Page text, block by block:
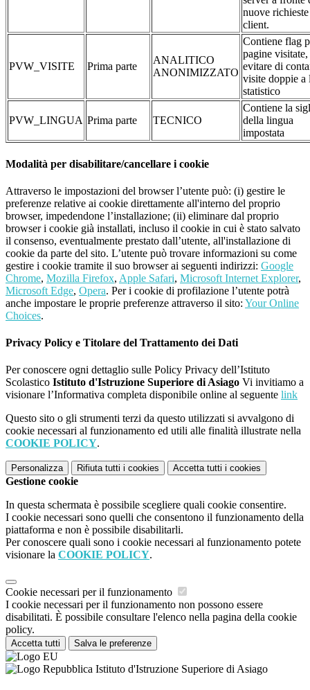
nuove
client.
PVW_VISITE Prima parte
ANALITICO
ANONIMIZZATO
Contiene flag
pagine visitate,
evitare di
visite doppie a
statistico
PVW_LINGUA Prima parte TECNICO
Contiene la
della lingua
impostata
Modalità per disabilitare/cancellare i cookie
Attraverso le impostazioni del browser l’utente può: (i) gestire le
preferenze relative ai cookie direttamente all'interno del proprio
browser, impedendone l’installazione; (ii) eliminare dal proprio
browser i cookie già installati, incluso il cookie in cui è stato salvato
il consenso, eventualmente prestato dall’utente, all'installazione di
cookie da parte del sito. L’utente può trovare informazioni su come
gestire i cookie tramite il suo browser ai seguenti indirizzi: Google
Chrome, Mozilla Firefox, Apple Safari, Microsoft Internet Explorer,
Microsoft Edge, Opera. Per i cookie di profilazione l’utente potrà
anche impostare le proprie preferenze attraverso il sito: Your Online
Choices.
Privacy Policy e Titolare del Trattamento dei Dati
Per conoscere ogni dettaglio sulle Policy Privacy dell’Istituto
Scolastico Istituto d'Istruzione Superiore di Asiago Vi invitiamo a
visionare l’Informativa completa disponibile online al seguente link
Questo sito o gli strumenti terzi da questo utilizzati si avvalgono di
cookie necessari al funzionamento ed utili alle finalità illustrate nella
COOKIE POLICY.
Personalizza Rifiuta tutti i cookies Accetta tutti i cookies
Gestione cookie
In questa schermata è possibile scegliere quali cookie consentire.
I cookie necessari sono quelli che consentono il funzionamento della
piattaforma e non è possibile disabilitarli.
Per conoscere quali sono i cookie necessari al funzionamento potete
visionare la COOKIE POLICY.
Cookie necessari per il funzionamento
I cookie necessari per il funzionamento non possono essere
disabilitati. È possibile consultare l'elenco nella pagina della cookie
policy.
Accetta tutti Salva le preferenze
Istituto d'Istruzione Superiore di Asiago